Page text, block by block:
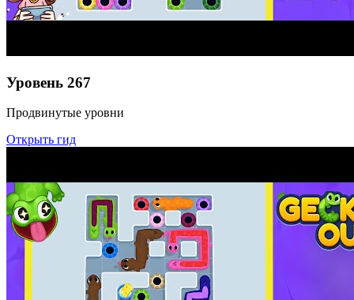
Уровень 267
Продвинутые уровни
Открыть гид